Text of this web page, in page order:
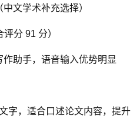
文学术补充选择）
分 91 分）
作助手，语音输入优势明显
字，适合口述论文内容，提升